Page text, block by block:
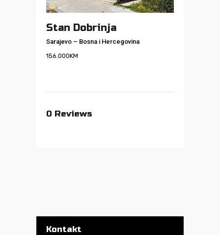
Stan Dobrinja
Sarajevo – Bosna i Hercegovina
156.000KM
0 Reviews
Kontakt